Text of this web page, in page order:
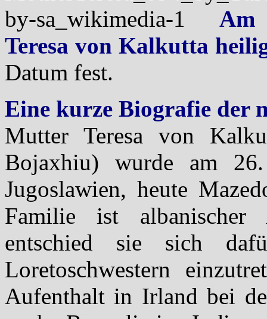
Am
Teresa von Kalkutta
Datum fest.
Eine kurze Biografie der
Mutter Teresa von
Bojaxhiu) wurde am
Jugoslawien, heute
Familie ist albanischer
entschied sie sich
Loretoschwestern
Aufenthalt in Irland bei